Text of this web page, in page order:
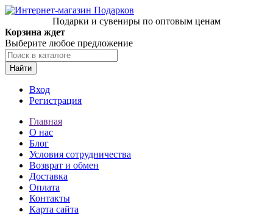
Подарки и сувениры по оптовым ценам
Корзина ждет
Выберите любое предложение
Найти
Вход
Регистрация
Главная
О нас
Блог
Условия сотрудничества
Возврат и обмен
Доставка
Оплата
Контакты
Карта сайта